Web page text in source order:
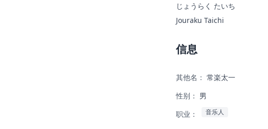
じょうらく たいち
Jouraku Taichi
信息
其他名： 常楽太一
性别： 男
职业：
音乐人